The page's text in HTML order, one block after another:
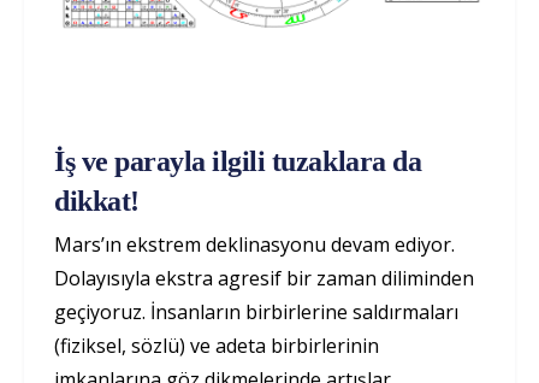
İş ve parayla ilgili tuzaklara da
dikkat!
Mars’ın ekstrem deklinasyonu devam ediyor.
Dolayısıyla ekstra agresif bir zaman diliminden
geçiyoruz. İnsanların birbirlerine saldırmaları
(fiziksel, sözlü) ve adeta birbirlerinin